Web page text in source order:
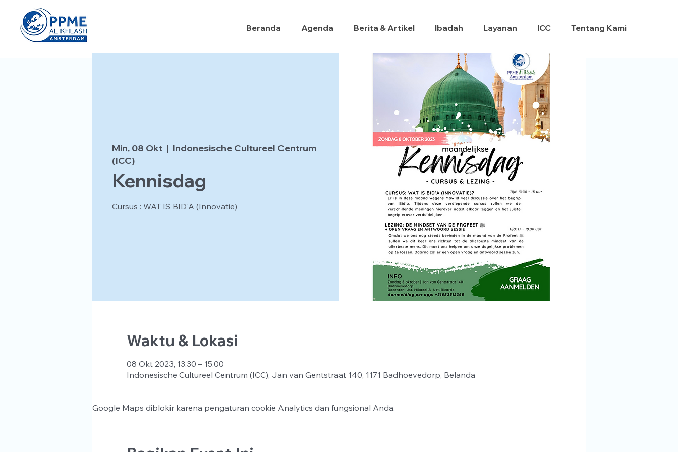
Beranda Agenda Berita & Artikel Ibadah Layanan ICC Tentang Kami
Min, 08 Okt
  |
Indonesische Cultureel Centrum
(ICC)
Kennisdag
Cursus : WAT IS BID'A (Innovatie)
Waktu & Lokasi
08 Okt 2023, 13.30 – 15.00
Indonesische Cultureel Centrum (ICC), Jan van Gentstraat 140, 1171 Badhoevedorp, Belanda
Google Maps diblokir karena pengaturan cookie Analytics dan fungsional Anda.